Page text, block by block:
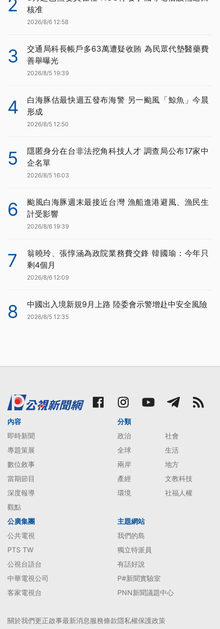
2
核准
2026/8/6 12:58
3
交通局科長帳戶多63萬遭疑收賄 為民眾代墊醫藥費
善舉曝光
2026/8/5 19:39
4
白海豚估最快週五發布海警 另一颱風「鯨魚」今晨
形成
2026/8/5 12:50
5
隱匿身分在台非法挖角科技人才 調查局公布17家中
企名單
2026/8/5 16:03
6
颱風白海豚週末最接近台灣 漁船進港避風、漁民生
計受影響
2026/8/6 19:39
7
翁曉玲、張惇涵為政院業務費交鋒 韓國瑜：今年只
剩4個月
2026/8/6 12:09
8 中國出入境新規9月上路 陸委會示警增赴中安全風險
2026/8/5 12:35
內容
即時新聞
專題策展
數位敘事
當期節目
深度報導
觀點
分類
政治
社會
全球
生活
兩岸
地方
產經
文教科技
環境
社福人權
公廣集團
公共電視
PTS TW
公視台語台
中華電視公司
客家電視台
主題網站
我們的島
獨立特派員
有話好說
P#新聞實驗室
PNN新聞議題中心
關於我們更正啟事最新消息服務條款隱私權保護政策